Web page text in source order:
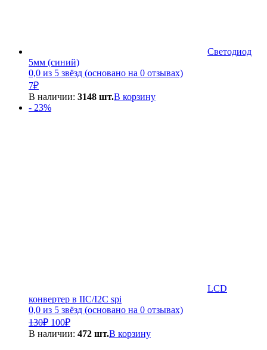
Светодиод
5мм (синий)
0,0 из 5 звёзд (основано на 0 отзывах)
7₽
В наличии: 3148 шт.В корзину
- 23%
LCD
конвертер в IIC/I2C spi
0,0 из 5 звёзд (основано на 0 отзывах)
130₽ Первоначальная
цена
100₽Текущая
цена:
В наличии: 472 шт.В корзину